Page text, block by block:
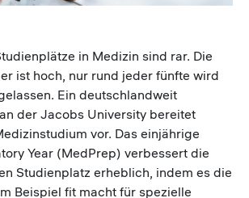
in Medizin sind rar. Die
ist hoch, nur rund jeder fünfte wird
Ein deutschlandweit
der Jacobs University bereitet
vor. Das einjährige
Year (MedPrep) verbessert die
Studienplatz erheblich, indem es die
Beispiel fit macht für spezielle